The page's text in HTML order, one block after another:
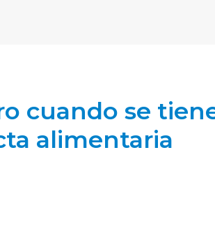
cuando se
alimentaria